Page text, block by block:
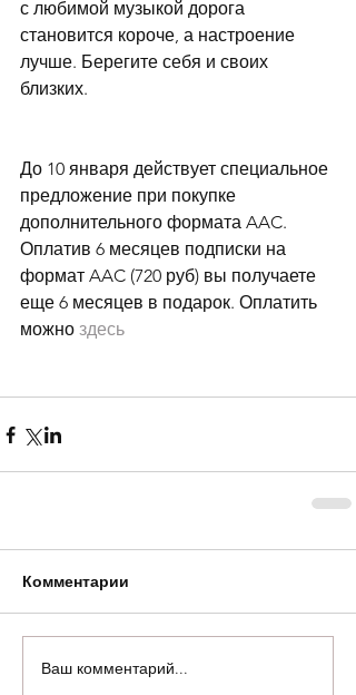
с любимой музыкой дорога
становится короче, а настроение
лучше. Берегите себя и своих
близких.
До 10 января действует специальное
предложение при покупке
дополнительного формата AAC.
Оплатив 6 месяцев подписки на
формат AAC (720 руб) вы получаете
еще 6 месяцев в подарок. Оплатить
можно здесь
Комментарии
Ваш комментарий...